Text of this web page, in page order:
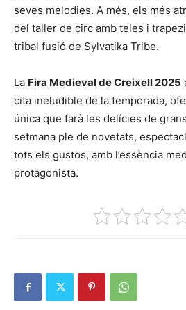
seves melodies. A més, els més
del taller de circ amb teles i
tribal fusió de Sylvatika Tribe.
La Fira Medieval de Creixell 2025
cita ineludible de la temporada,
única que farà les delícies de
setmana ple de novetats,
tots els gustos, amb l’essència
protagonista.